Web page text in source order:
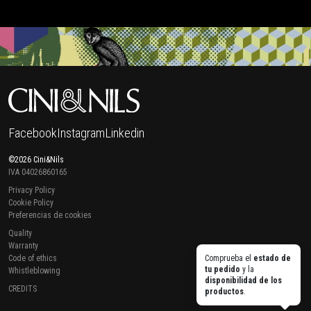
Comprueba el estado de
tu pedido y la
disponibilidad de los
productos.
FacebookInstagramLinkedin
©2026 Cini&Nils
IVA 04026860165
Privacy Policy
Cookie Policy
Preferencias de cookies
Quality
Warranty
Code of ethics
Whistleblowing
CREDITS